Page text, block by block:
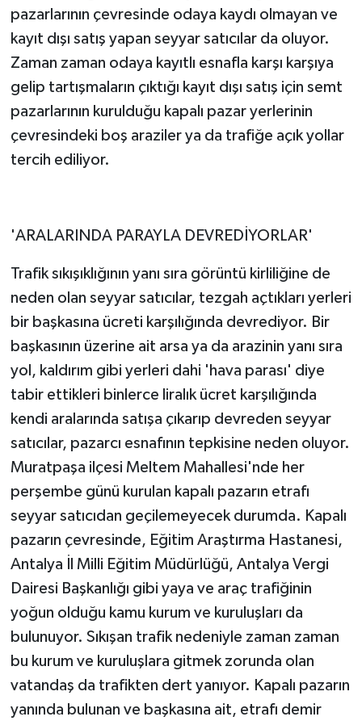
pazarlarının çevresinde odaya kaydı olmayan ve
kayıt dışı satış yapan seyyar satıcılar da oluyor.
Zaman zaman odaya kayıtlı esnafla karşı karşıya
gelip tartışmaların çıktığı kayıt dışı satış için semt
pazarlarının kurulduğu kapalı pazar yerlerinin
çevresindeki boş araziler ya da trafiğe açık yollar
tercih ediliyor.
'ARALARINDA PARAYLA DEVREDİYORLAR'
Trafik sıkışıklığının yanı sıra görüntü kirliliğine de
neden olan seyyar satıcılar, tezgah açtıkları yerleri
bir başkasına ücreti karşılığında devrediyor. Bir
başkasının üzerine ait arsa ya da arazinin yanı sıra
yol, kaldırım gibi yerleri dahi 'hava parası' diye
tabir ettikleri binlerce liralık ücret karşılığında
kendi aralarında satışa çıkarıp devreden seyyar
satıcılar, pazarcı esnafının tepkisine neden oluyor.
Muratpaşa ilçesi Meltem Mahallesi'nde her
perşembe günü kurulan kapalı pazarın etrafı
seyyar satıcıdan geçilemeyecek durumda. Kapalı
pazarın çevresinde, Eğitim Araştırma Hastanesi,
Antalya İl Milli Eğitim Müdürlüğü, Antalya Vergi
Dairesi Başkanlığı gibi yaya ve araç trafiğinin
yoğun olduğu kamu kurum ve kuruluşları da
bulunuyor. Sıkışan trafik nedeniyle zaman zaman
bu kurum ve kuruluşlara gitmek zorunda olan
vatandaş da trafikten dert yanıyor. Kapalı pazarın
yanında bulunan ve başkasına ait, etrafı demir